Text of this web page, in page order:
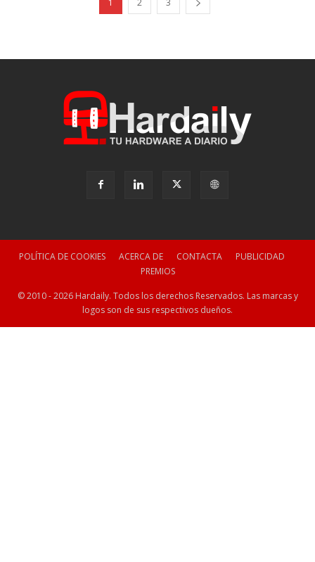
1 2 3
POLÍTICA DE COOKIES ACERCA DE CONTACTA
PUBLICIDAD
PREMIOS
© 2010 - 2026 Hardaily. Todos los derechos Reservados. Las marcas y
logos son de sus respectivos dueños.